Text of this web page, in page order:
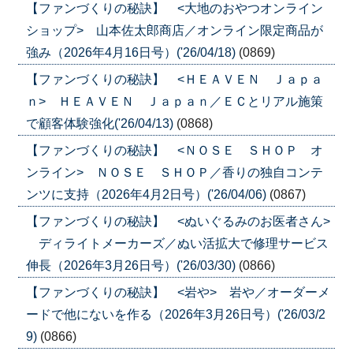
【ファンづくりの秘訣】 <大地のおやつオンライン
ショップ> 山本佐太郎商店／オンライン限定商品が
強み（2026年4月16日号）('26/04/18) (0869)
【ファンづくりの秘訣】 <ＨＥＡＶＥＮ Ｊａｐａ
ｎ> ＨＥＡＶＥＮ Ｊａｐａｎ／ＥＣとリアル施策
で顧客体験強化('26/04/13) (0868)
【ファンづくりの秘訣】 <ＮＯＳＥ ＳＨＯＰ オ
ンライン> ＮＯＳＥ ＳＨＯＰ／香りの独自コンテ
ンツに支持（2026年4月2日号）('26/04/06) (0867)
【ファンづくりの秘訣】 <ぬいぐるみのお医者さん>
ディライトメーカーズ／ぬい活拡大で修理サービス
伸長（2026年3月26日号）('26/03/30) (0866)
【ファンづくりの秘訣】 <岩や> 岩や／オーダーメ
ードで他にないを作る（2026年3月26日号）('26/03/2
9) (0866)